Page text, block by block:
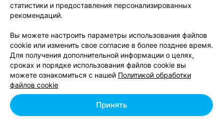
статистики и предоставления персонализированных
рекомендаций.
Вы можете настроить параметры использования файлов
cookie или изменить свое согласие в более позднее время.
Для получения дополнительной информации о целях,
сроках и порядке использования файлов cookie вы
можете ознакомиться с нашей Политикой обработки
файлов cookie
Принять